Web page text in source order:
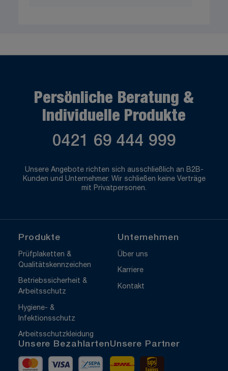
Persönliche Beratung &
Individuelle Produkte
0421 69 444 999
Unsere Angebote richten sich ausschließlich an B2B-
Kunden und Unternehmer. Wir schließen keine Verträge
mit Privatpersonen.
Produkte
Prüfplaketten &
Qualitätskennzeichen
Betriebssicherheit &
Arbeitsschutz
Hygiene- &
Infektionsschutz
Arbeitsschutzkleidung
Unternehmen
Über uns
Karriere
Kontakt
Unsere Bezahlarten
MastercardVisa Vorkasse
Unsere Partner
DHL